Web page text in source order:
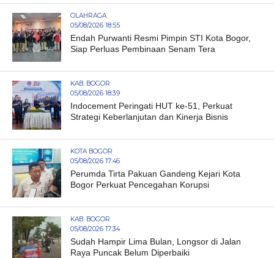
OLAHRAGA
05/08/2026 18:55
Endah Purwanti Resmi Pimpin STI Kota Bogor,
Siap Perluas Pembinaan Senam Tera
KAB. BOGOR
05/08/2026 18:39
Indocement Peringati HUT ke-51, Perkuat
Strategi Keberlanjutan dan Kinerja Bisnis
KOTA BOGOR
05/08/2026 17:46
Perumda Tirta Pakuan Gandeng Kejari Kota
Bogor Perkuat Pencegahan Korupsi
KAB. BOGOR
05/08/2026 17:34
Sudah Hampir Lima Bulan, Longsor di Jalan
Raya Puncak Belum Diperbaiki